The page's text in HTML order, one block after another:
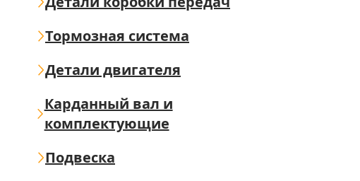
Тормозная система
Детали двигателя
Карданный вал и
комплектующие
Подвеска